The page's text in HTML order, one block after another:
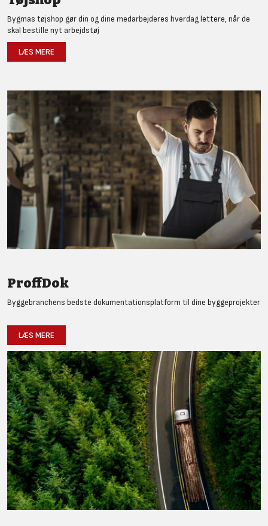
Bygmas tøjshop gør din og dine medarbejderes hverdag lettere, når de
skal bestille nyt arbejdstøj
LÆS MERE
ProffDok
Byggebranchens bedste dokumentationsplatform til dine byggeprojekter
LÆS MERE